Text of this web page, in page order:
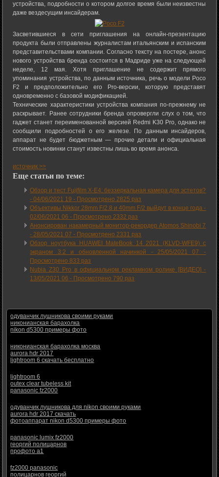
устройства, подробности о котором долгое время были неизвестны
даже вездесущим инсайдерам.
Засветившиеся в сети приглашения на онлайн-презентацию
продукта были отправлены журналистам итальянским и испанским
представительствами компании. Согласно тексту на постере, анонс
нового устройства бренда состоится в Мадриде уже на следующей
неделе, 12 мая. Хотя приглашение не содержит прямого
упоминания устройства, по данным источника, речь о модели Poco
F2 и предположительно его Pro-версии, которую представят
одновременно с базовой модификацией.
Технические характеристики устройства компания по-прежнему не
раскрывает. Ранее сотрудники бренда опровергли слух о том, что
гаджет станет переименованной версией Redmi K30 Pro, однако не
сообщили подробностей о его железе. По данным инсайдеров,
аппарат не будет бюджетным — прочие детали и официальная
стоимость новинки станут известны лишь во время анонса.
источник >>
Еще статьи по теме:
Обзор и тест Fujifilm X-E4: беззеркальная камера для эстетов?
-04/06/2021 19 - Просмотрено 2825 раз
Объективы Nikkor 28mm F/2.8 и 40mm F/2 выйдут в конце года -
02/06/2021 06 - Просмотрено 2332 раз
Анонсирован накамерный монитор-рекордер Atomos Shinobi 7
-28/05/2021 07 - Просмотрено 2331 раз
Обзор ноутбука HUAWEI MateBook 14 2021 (KLVD-WFE9) с
экраном 3:2 и обновленной начинкой -25/05/2021 07
-
Просмотрено 833 раз
Nubia Z30 Pro в официальном рекламном ролике [ВИДЕО] -
13/05/2021 06 - Просмотрено 790 раз
одуванчик лушникова своими руками
никонианская барахолка
nikon d5300 примеры фото
никонианская барахолка москва
aurora hdr 2017
lightroom 6 скачать бесплатно
lightroom 6
outex clear tubeless kit
panasonic fz2000
одуванчик лушникова для nikon своими руками
aurora hdr 2017 скачать
фотоаппарат nikon d5300 примеры фото
panasonic lumix fz2000
георгий полицарнов
профото а1
fz2000 panasonic
полицарнов георгий